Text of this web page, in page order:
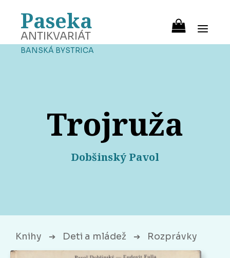
Paseka
ANTIKVARIÁT
BANSKÁ BYSTRICA
Trojruža
Dobšinský Pavol
Knihy ➔ Deti a mládež ➔ Rozprávky